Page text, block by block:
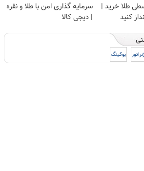
طلا خرید |
کنید
سرمایه گذاری امن با طلا و نقره
| دیجی کالا
بوکینگ